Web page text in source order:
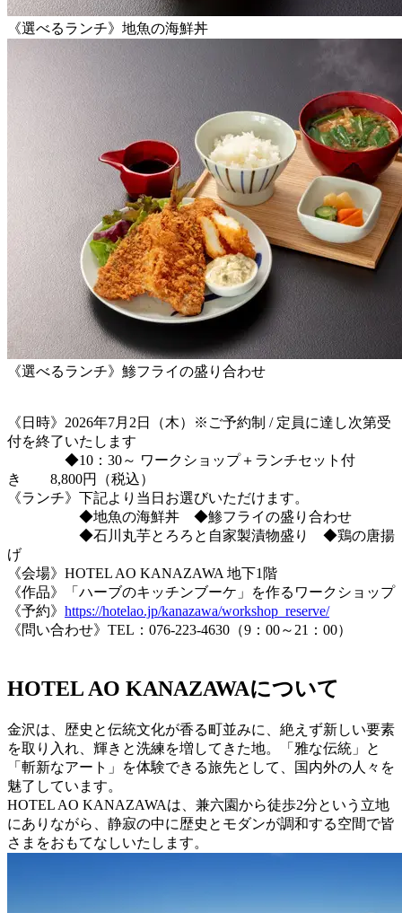
《選べるランチ》地魚の海鮮丼
《選べるランチ》鯵フライの盛り合わせ
《日時》2026年7月2日（木）※ご予約制 / 定員に達し次第受
付を終了いたします
◆10：30～ ワークショップ＋ランチセット付
き 8,800円（税込）
《ランチ》下記より当日お選びいただけます。
◆地魚の海鮮丼 ◆鯵フライの盛り合わせ
◆石川丸芋とろろと自家製漬物盛り ◆鶏の唐揚
げ
《会場》HOTEL AO KANAZAWA 地下1階
《作品》「ハーブのキッチンブーケ」を作るワークショップ
《予約》 https://hotelao.jp/kanazawa/workshop_reserve/
《問い合わせ》TEL：076-223-4630（9：00～21：00）
HOTEL AO KANAZAWAについて
金沢は、歴史と伝統文化が香る町並みに、絶えず新しい要素
を取り入れ、輝きと洗練を増してきた地。「雅な伝統」と
「斬新なアート」を体験できる旅先として、国内外の人々を
魅了しています。
HOTEL AO KANAZAWAは、兼六園から徒歩2分という立地
にありながら、静寂の中に歴史とモダンが調和する空間で皆
さまをおもてなしいたします。